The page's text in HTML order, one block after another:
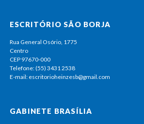
ESCRITÓRIO SÃO BORJA
Rua General Osório, 1775
Centro
CEP 97670-000
Telefone: (55) 3431 2538
E-mail: escritorioheinzesb@gmail.com
GABINETE BRASÍLIA